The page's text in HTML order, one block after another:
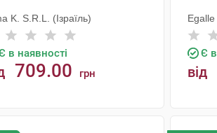
K. S.R.L. (Ізраїль)
в наявності
709.00 грн
Egalle
Є
від